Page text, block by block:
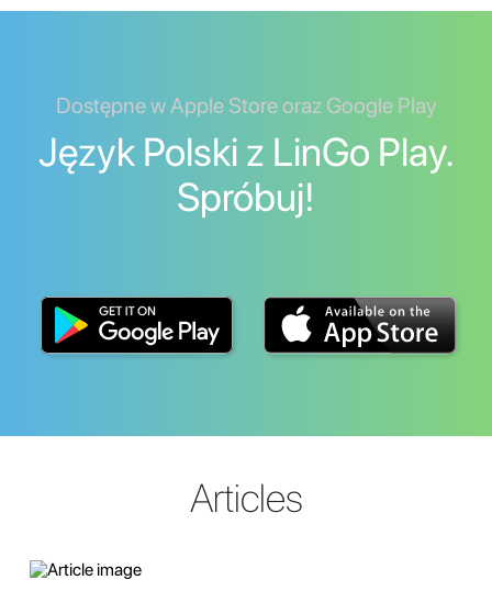
Dostępne w Apple Store oraz Google Play
Język Polski z LinGo Play.
Spróbuj!
Articles